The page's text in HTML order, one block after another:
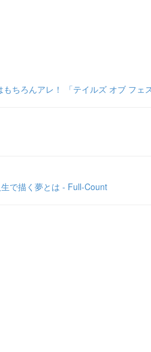
ちろんアレ！ 「テイルズ オブ フェ
で描く夢とは - Full-Count